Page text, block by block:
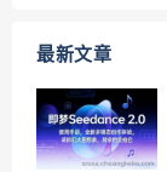
最新文章